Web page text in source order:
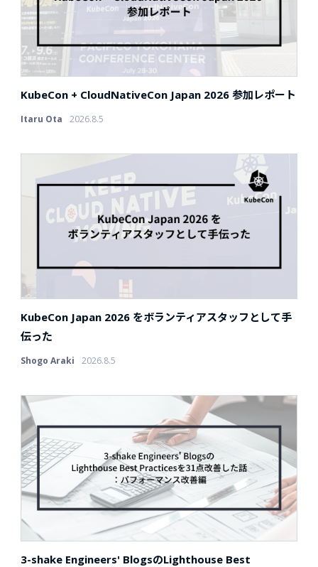
KubeCon + CloudNativeCon Japan 2026 参加レポート
Itaru Ota 2026.8.5
KubeCon Japan 2026 をボランティアスタッフとして手
伝った
Shogo Araki 2026.8.5
3-shake Engineers' BlogsのLighthouse Best